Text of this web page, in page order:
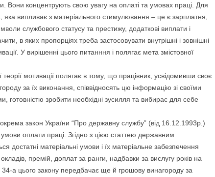
Вони концентрують свою увагу на оплаті та умовах праці. Для
яка випливає з матеріального стимулювання – це є зарплатня,
службового статусу та престижу, додаткові виплати і
в яких пропорціях треба застосовувати внутрішні і зовнішні
У вирішенні цього питанння і полягає мета змістовної
мотивації полягає в тому, що працівник, усвідомивши своє
за їх виконання, співвідносять цю інформацію зі своїми
готовністю зробити необхідні зусилля та вибирає для себе
закон України “Про державну службу” (від 16.12.1993р.)
оплати праці. Згідно з цією статтею державним
достатні матеріальні умови і їх матеріальне забезпечення
премій, доплат за ранги, надбавки за вислугу років на
34-а цього закону передбачає ще й грошову винагороду за